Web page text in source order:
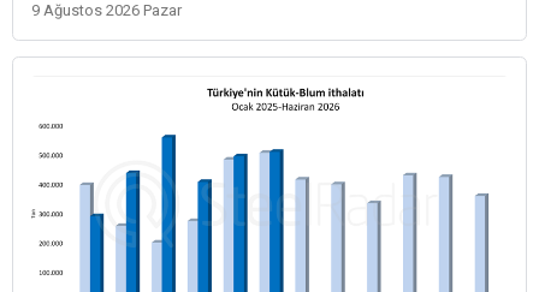
9 Ağustos 2026 Pazar